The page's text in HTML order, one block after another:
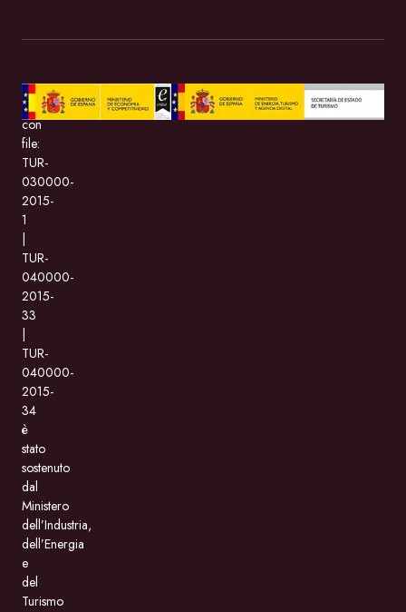
BeMate.com
con
file:
TUR-
030000-
2015-
1
TUR-
040000-
2015-
33
TUR-
040000-
2015-
34
è
stato
sostenuto
dal
Ministero
dell’Industria,
dell’Energia
e
del
Turismo